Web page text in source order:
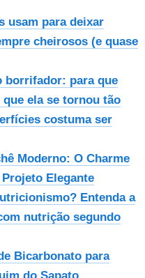
usam para deixar
cheirosos (e quase
borrifador: para que
ela se tornou tão
costuma ser
Moderno: O Charme
Elegante
Entenda a
nutrição segundo
Bicarbonato para